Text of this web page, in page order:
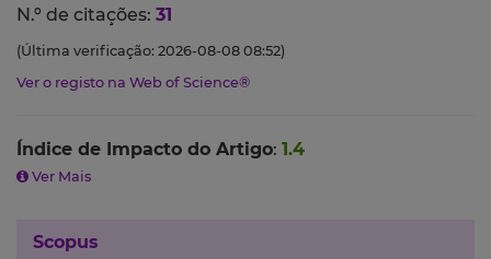
N.º de citações: 31
(Última verificação: 2026-08-08 08:52)
Ver o registo na Web of Science®
Índice de Impacto do Artigo: 1.4
Ver Mais
Scopus